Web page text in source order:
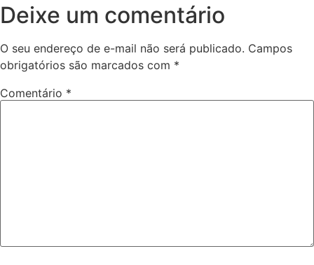
Deixe um comentário
O seu endereço de e-mail não será publicado. Campos
obrigatórios são marcados com *
Comentário *